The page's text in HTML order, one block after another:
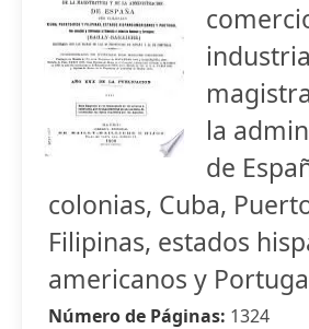
la
de
colonias, Cuba,
Filipinas, estados
americanos y
Número de Páginas: 1324